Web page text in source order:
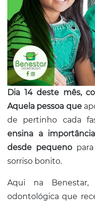
Dia 14 deste mês,
Aquela pessoa que
de pertinho cada
ensina a
desde pequenopara
sorriso bonito.
Aqui na Benestar,
odontológica que